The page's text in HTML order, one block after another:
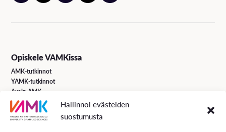
Hallinnoi evästeiden
suostumusta
Opiskele VAMKissa
AMK-tutkinnot
YAMK-tutkinnot
Avoin AMK
Erikoistumiskoulutukset
Täydennyskoulutus
Hakuohjeet